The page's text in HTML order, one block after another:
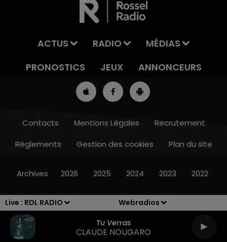
Live : RDL RADIO
Webradios
Tu Verras
CLAUDE NOUGARO
13h00 - 16h00
ACTUS RADIO
MÉDIAS
PRONOSTICS
JEUX ANNONCEURS
Contacts Mentions Légales
Recrutement
Règlements
Gestion des cookies Plan du site
Archives 2026 2025 2024 2023 2022